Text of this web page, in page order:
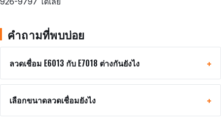
คำถามที่พบบ่อย
ลวดเชื่อม E6013 กับ E7018 ต่างกันยังไง
เลือกขนาดลวดเชื่อมยังไง